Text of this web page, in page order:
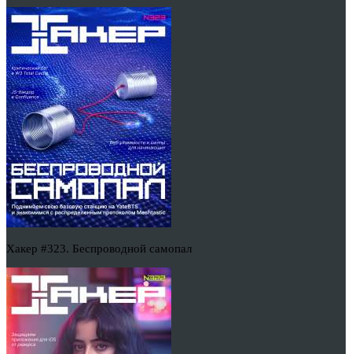
Хакер #323. Беспроводной самопал